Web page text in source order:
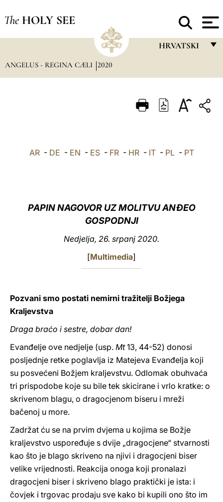
The HOLY SEE
HRVATSKI
ITALIANO
LATINE
ANGELUS - REGINA CÆLI 2020
AR- DE - EN - ES- FR- HR- IT- PL- PT
PAPIN NAGOVOR UZ MOLITVU ANĐEO
GOSPODNJI
Nedjelja, 26. srpanj 2020.
[Multimedia]
Pozvani smo postati nemirni tražitelji Božjega
Kraljevstva
Draga braćo i sestre, dobar dan!
Evanđelje ove nedjelje (usp. Mt13, 44-52) donosi
posljednje retke poglavlja iz Matejeva Evanđelja koji
su posvećeni Božjem kraljevstvu. Odlomak obuhvaća
tri prispodobe koje su bile tek skicirane i vrlo kratke: o
skrivenom blagu, o dragocjenom biseru i mreži
bačenoj u more.
Zadržat ću se na prvim dvjema u kojima se Božje
kraljevstvo uspoređuje s dvije „dragocjene“ stvarnosti
kao što je blago skriveno na njivi i dragocjeni biser
velike vrijednosti. Reakcija onoga koji pronalazi
dragocjeni biser i skriveno blago praktički je ista: i
čovjek i trgovac prodaju sve kako bi kupili ono što im